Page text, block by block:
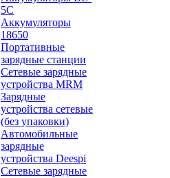
5C
Аккумуляторы
18650
Портативные
зарядные станции
Сетевые зарядные
устройства MRM
Зарядные
устройства сетевые
(без упаковки)
Автомобильные
зарядные
устройства Deespi
Сетевые зарядные